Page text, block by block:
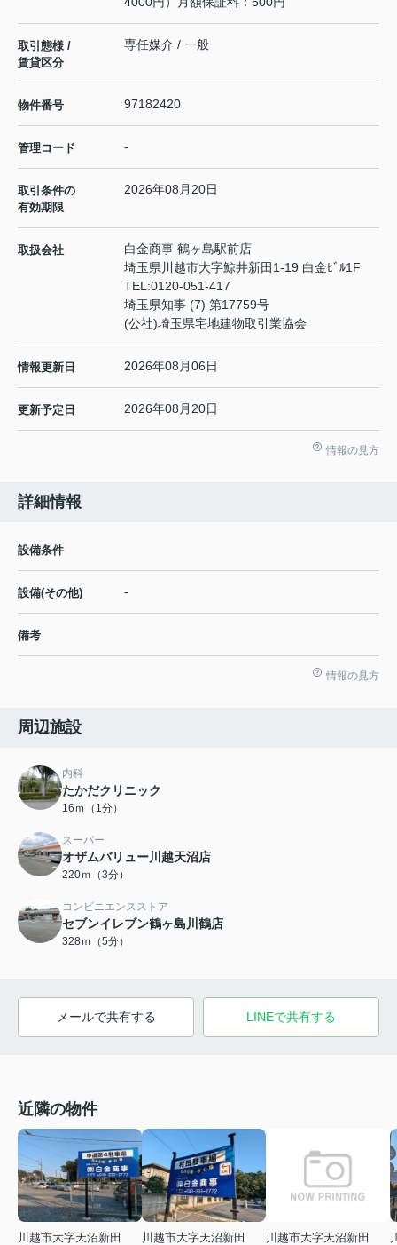
取引態様 /
賃貸区分
専任媒介 / 一般
物件番号 97182420
管理コード -
取引条件の
有効期限
2026年08月20日
取扱会社
白金商事 鶴ヶ島駅前店
埼玉県川越市大字鯨井新田1-19 白金ﾋﾞﾙ1F
TEL:0120-051-417
埼玉県知事 (7) 第17759号
(公社)埼玉県宅地建物取引業協会
情報更新日 2026年08月06日
更新予定日 2026年08月20日
情報の見方
詳細情報
設備条件
設備(その他) -
備考
情報の見方
周辺施設
内科
たかだクリニック
16ｍ（1分）
スーパー
オザムバリュー川越天沼店
220ｍ（3分）
コンビニエンスストア
セブンイレブン鶴ヶ島川鶴店
328ｍ（5分）
メールで共有する LINEで共有する
近隣の物件
川越市大字天沼新田
川越市大字天沼新田
川越市大字天沼新田